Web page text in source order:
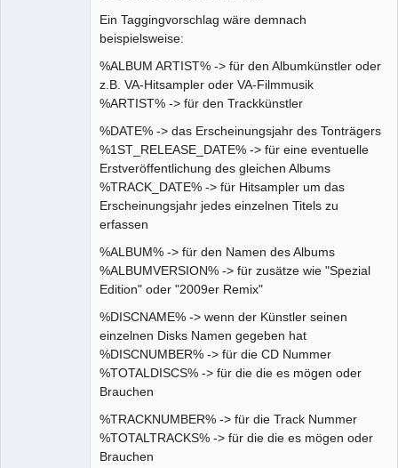
Ein Taggingvorschlag wäre demnach
beispielsweise:
%ALBUM ARTIST% -> für den Albumkünstler oder
z.B. VA-Hitsampler oder VA-Filmmusik
%ARTIST% -> für den Trackkünstler
%DATE% -> das Erscheinungsjahr des Tonträgers
%1ST_RELEASE_DATE% -> für eine eventuelle
Erstveröffentlichung des gleichen Albums
%TRACK_DATE% -> für Hitsampler um das
Erscheinungsjahr jedes einzelnen Titels zu
erfassen
%ALBUM% -> für den Namen des Albums
%ALBUMVERSION% -> für zusätze wie "Spezial
Edition" oder "2009er Remix"
%DISCNAME% -> wenn der Künstler seinen
einzelnen Disks Namen gegeben hat
%DISCNUMBER% -> für die CD Nummer
%TOTALDISCS% -> für die die es mögen oder
Brauchen
%TRACKNUMBER% -> für die Track Nummer
%TOTALTRACKS% -> für die die es mögen oder
Brauchen